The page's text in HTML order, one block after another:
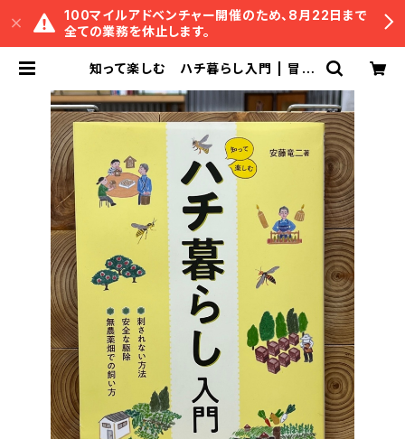
100マイルアドベンチャー開催のため、8月22日まで
全ての業務を休止します。
知って楽しむ ハチ暮らし入門 | 冒険